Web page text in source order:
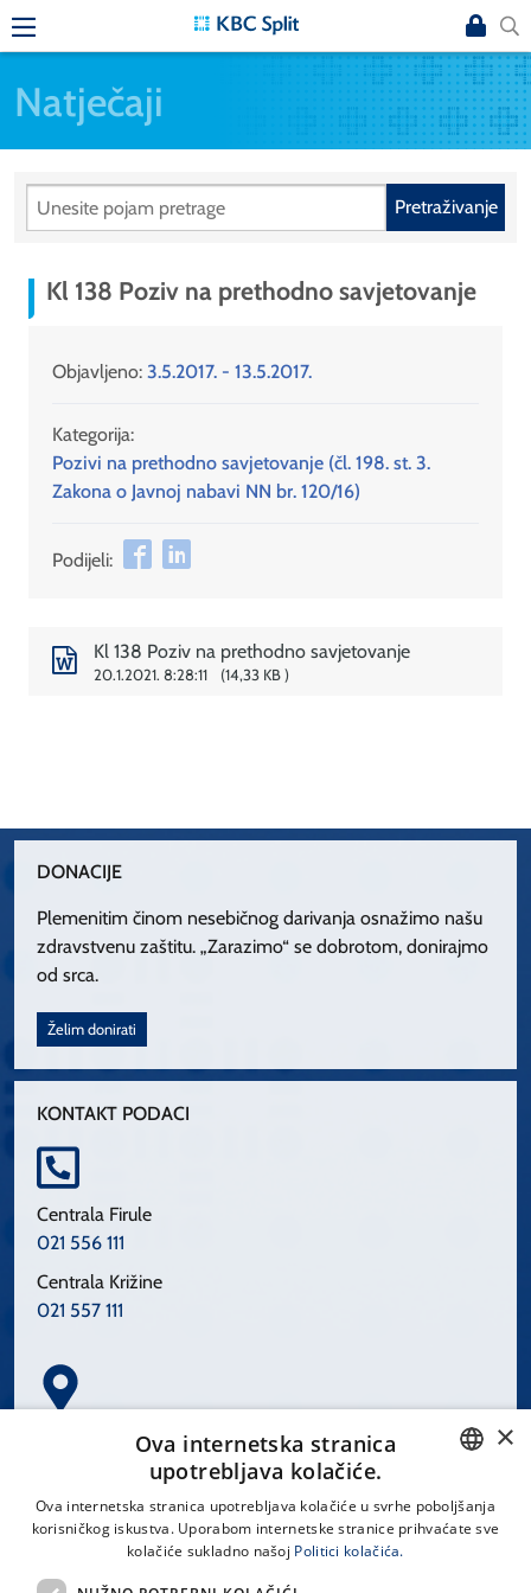
Natječaji
Pretraživanje
Kl 138 Poziv na prethodno savjetovanje
Objavljeno: 3.5.2017. - 13.5.2017.
Kategorija:
Pozivi na prethodno savjetovanje (čl. 198. st. 3.
Zakona o Javnoj nabavi NN br. 120/16)
Podijeli:
Kl 138 Poziv na prethodno savjetovanje
20.1.2021. 8:28:11 14,33 KB
DONACIJE
Plemenitim činom nesebičnog darivanja osnažimo našu
zdravstvenu zaštitu. „Zarazimo“ se dobrotom, donirajmo
od srca.
Želim donirati
KONTAKT PODACI
Centrala Firule
021 556 111
Centrala Križine
021 557 111
Spinčićeva 1, 21000 Split
CROATIAN
×
Ova internetska stranica
upotrebljava kolačiće.
Ova internetska stranica upotrebljava kolačiće u svrhe poboljšanja
korisničkog iskustva. Uporabom internetske stranice prihvaćate sve
kolačiće sukladno našoj Politici kolačića.